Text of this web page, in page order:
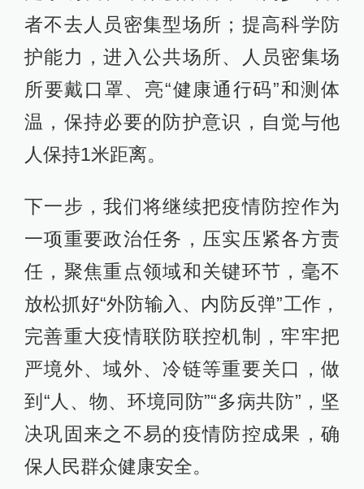
者不去人员密集型场所；提高科学防
护能力，进入公共场所、人员密集场
所要戴口罩、亮“健康通行码”和测体
温，保持必要的防护意识，自觉与他
人保持1米距离。
下一步，我们将继续把疫情防控作为
一项重要政治任务，压实压紧各方责
任，聚焦重点领域和关键环节，毫不
放松抓好“外防输入、内防反弹”工作，
完善重大疫情联防联控机制，牢牢把
严境外、域外、冷链等重要关口，做
到“人、物、环境同防”“多病共防”，坚
决巩固来之不易的疫情防控成果，确
保人民群众健康安全。